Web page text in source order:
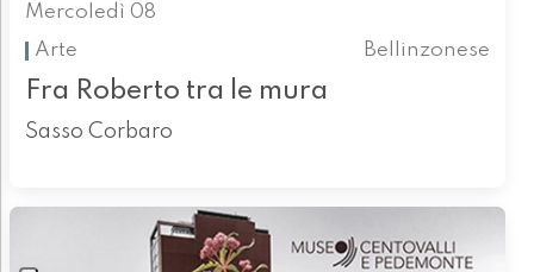
Mercoledì 08
Arte
Bellinzonese
Fra Roberto tra le mura
Sasso Corbaro